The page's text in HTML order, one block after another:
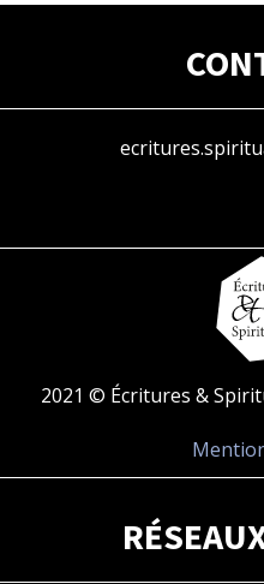
2021 © Écritures &